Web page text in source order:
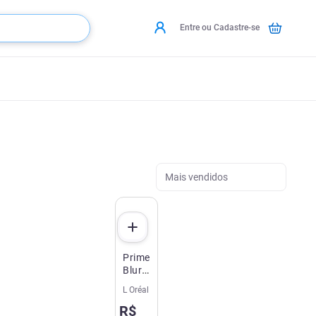
Entre ou Cadastre-se
Mais vendidos
Primer
Blur
LOréal
Revitalift
L Oréal
R$